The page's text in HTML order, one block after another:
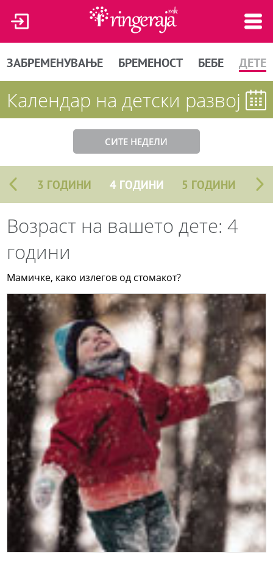
ЗАБРЕМЕНУВАЊЕ БРЕМЕНОСТ БЕБЕ ДЕТЕ
Календар на детски развој
СИТЕ НЕДЕЛИ
3 ГОДИНИ 4 ГОДИНИ 5 ГОДИНИ
Возраст на вашето дете: 4
години
Мамичке, како излегов од стомакот?